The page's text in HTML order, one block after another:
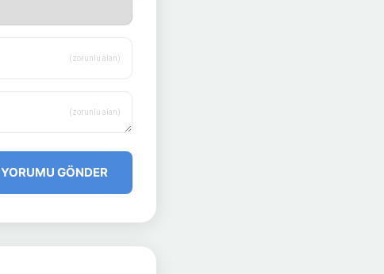
(zorunlu alan)
(zorunlu alan)
YORUMU GÖNDER